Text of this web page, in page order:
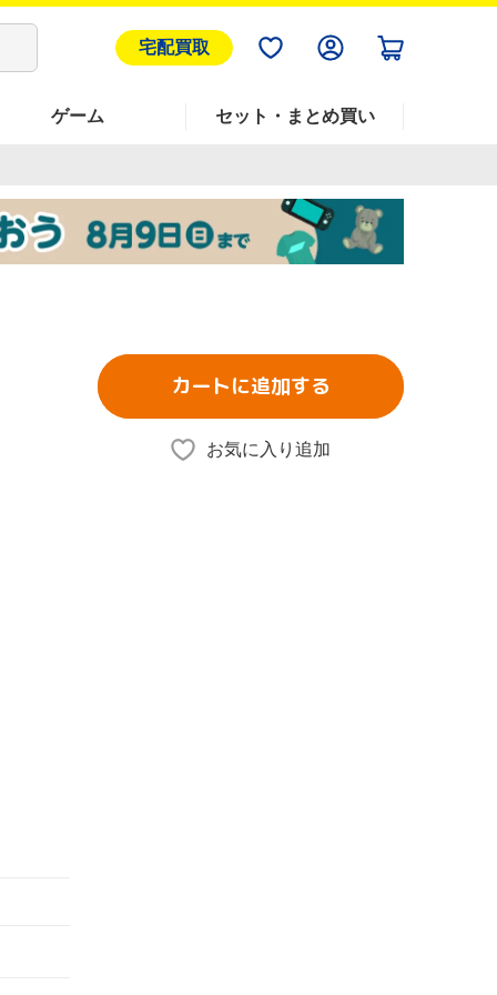
宅配買取
ゲーム セット・まとめ買い
カートに追加する
お気に入り追加